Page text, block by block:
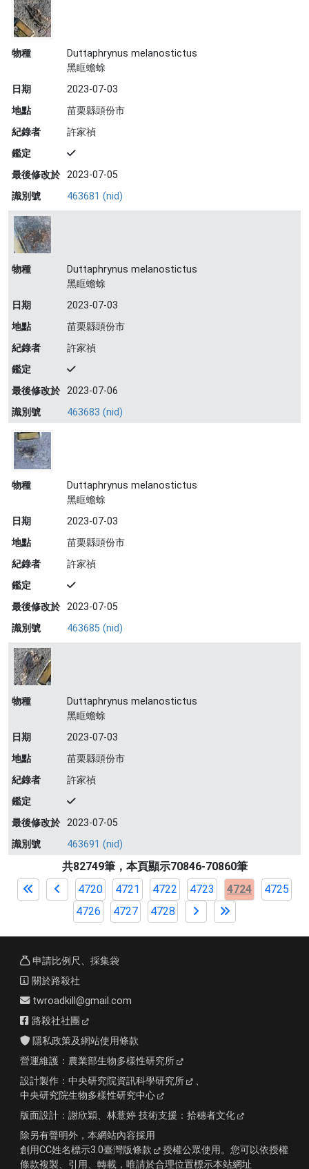
物種
Duttaphrynus melanostictus
黑眶蟾蜍
日期
2023-07-03
地點
苗栗縣頭份市
紀錄者
許家禎
鑑定
最後修改於 2023-07-05
識別號
463681 (nid)
物種
Duttaphrynus melanostictus
黑眶蟾蜍
日期
2023-07-03
地點
苗栗縣頭份市
紀錄者
許家禎
鑑定
最後修改於 2023-07-06
識別號
463683 (nid)
物種
Duttaphrynus melanostictus
黑眶蟾蜍
日期
2023-07-03
地點
苗栗縣頭份市
紀錄者
許家禎
鑑定
最後修改於 2023-07-05
識別號
463685 (nid)
物種
Duttaphrynus melanostictus
黑眶蟾蜍
日期
2023-07-03
地點
苗栗縣頭份市
紀錄者
許家禎
鑑定
最後修改於 2023-07-05
識別號
463691 (nid)
共82749筆，本頁顯示70846-70860筆
4720
4721 4722 4723 4724
4725
4726
4727 4728
申請比例尺、採集袋
關於路殺社
twroadkill@gmail.com
路殺社社團
隱私政策及網站使用條款
營運維護： 農業部生物多樣性研究所
設計製作： 中央研究院資訊科學研究所
、
中央研究院生物多樣性研究中心
版面設計： 謝欣穎、林薏婷 技術支援： 拾穗者文化
除另有聲明外，本網站內容採用
創用CC姓名標示3.0臺灣版條款
授權公眾使用。您可以依授權
條款複製、引用、轉載，唯請於合理位置標示本站網址